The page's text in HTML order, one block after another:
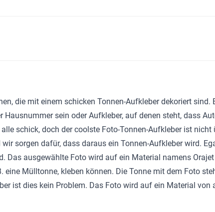
die mit einem schicken Tonnen-Aufkleber dekoriert sind.
sein oder Aufkleber, auf denen steht, dass
schick, doch der coolste Foto-Tonnen-Aufkleber ist
sorgen dafür, dass daraus ein Tonnen-Aufkleber wird.
ausgewählte Foto wird auf ein Material namens
Mülltonne, kleben können. Die Tonne mit dem Foto
ist dies kein Problem. Das Foto wird auf ein Material